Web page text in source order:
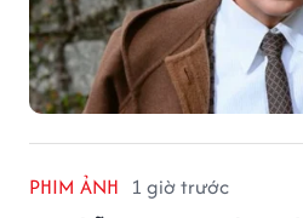
PHIM ẢNH 1 giờ trước